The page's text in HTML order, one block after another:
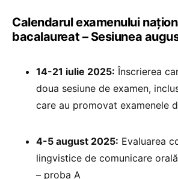
Calendarul examenului
bacalaureat – Sesiunea
14-21 iulie 2025: Înscrierea
doua sesiune de examen,
care au promovat examenele
4-5 august 2025: Evaluarea
lingvistice de comunicare
– proba A